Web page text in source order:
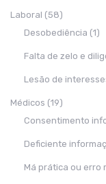
Laboral (58)
Desobediência (1)
Falta de zelo e
Lesão de
Médicos (19)
Consentimento
Deficiente
Má prática ou erro